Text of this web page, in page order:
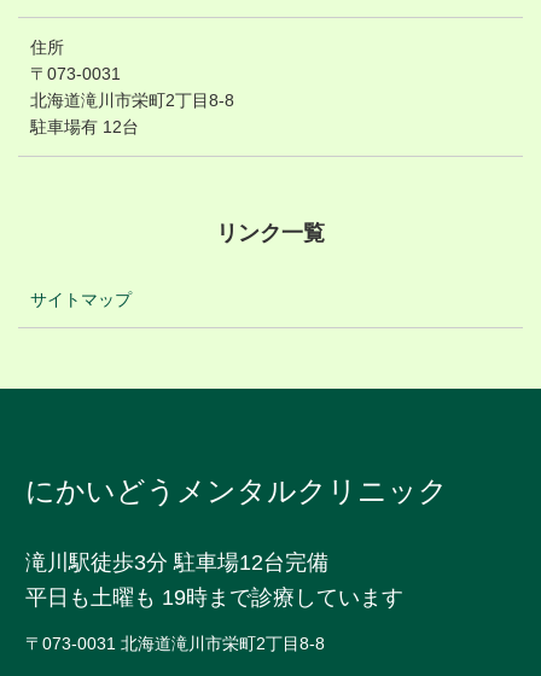
住所
〒073-0031
​北海道滝川市栄町2丁目8-8
駐車場有 12台
リンク一覧
サイトマップ
にかいどうメンタルクリニック
滝川駅徒歩3分 駐車場12台完備
平日も土曜も 19時まで診療しています
〒073-0031 北海道滝川市栄町2丁目8-8